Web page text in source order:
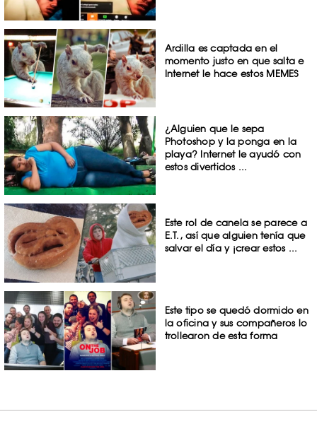
Ardilla es captada en el
momento justo en que salta e
Internet le hace estos MEMES
¿Alguien que le sepa
Photoshop y la ponga en la
playa? Internet le ayudó con
estos divertidos ...
Este rol de canela se parece a
E.T., así que alguien tenía que
salvar el día y ¡crear estos ...
Este tipo se quedó dormido en
la oficina y sus compañeros lo
trollearon de esta forma